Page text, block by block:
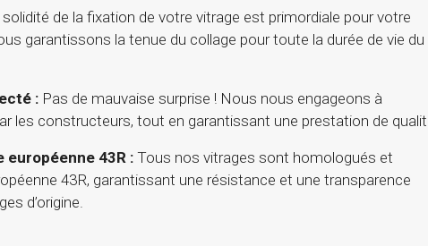
solidité de la fixation de votre vitrage est primordiale pour votre
garantissons la tenue du collage pour toute la durée de vie du
: Pas de mauvaise surprise ! Nous nous engageons à
les constructeurs, tout en garantissant une prestation de
43R : Tous nos vitrages sont homologués et
43R, garantissant une résistance et une transparence
d’origine.